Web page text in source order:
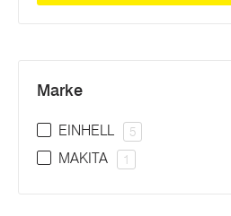
Marke
EINHELL 5
MAKITA 1